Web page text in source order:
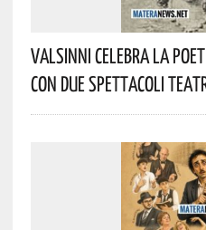
Valsinni Celebra La
Con Due Spettacoli